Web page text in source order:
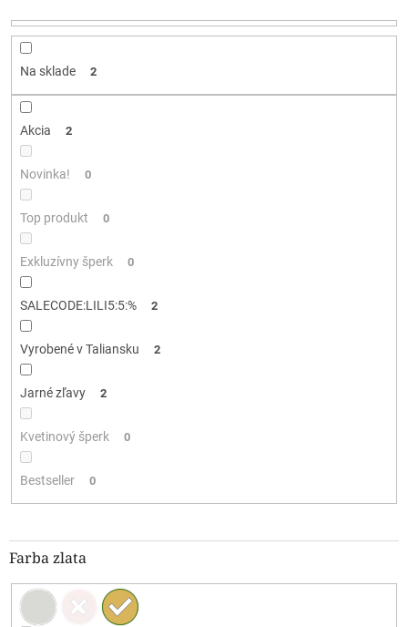
r
Na sklade 2
Akcia 2
Novinka! 0
Top produkt 0
Exkluzívny šperk 0
SALECODE:LILI5:5:% 2
Vyrobené v Taliansku 2
Jarné zľavy 2
Kvetinový šperk 0
Bestseller 0
Farba zlata